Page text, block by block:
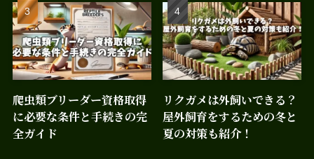
爬虫類ブリーダー資格取得
に必要な条件と手続きの完
全ガイド
リクガメは外飼いできる？
屋外飼育をするための冬と
夏の対策も紹介！